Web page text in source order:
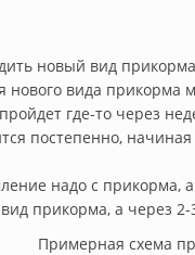
новый вид
нового вида
где-то через
постепенно,
надо с прикорма,
прикорма, а через
Примерная схема